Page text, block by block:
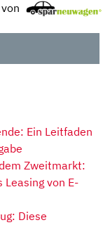
Ein Leitfaden
Zweitmarkt:
Leasing von E-
Diese